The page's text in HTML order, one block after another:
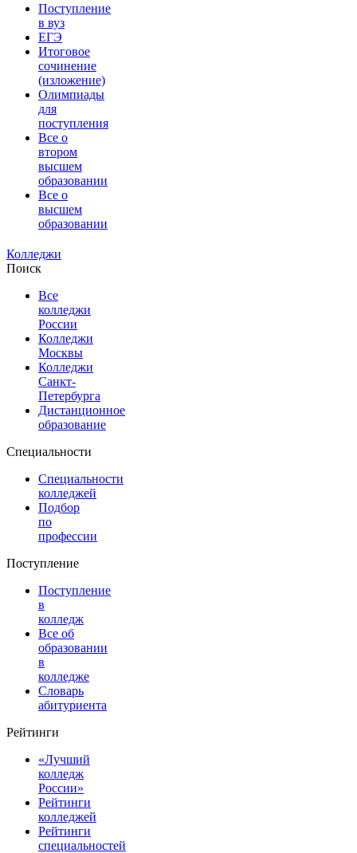
Поступление
в вуз
ЕГЭ
Итоговое
сочинение
(изложение)
Олимпиады
для
поступления
Все о
втором
высшем
образовании
Все о
высшем
образовании
Колледжи
Поиск
Все
колледжи
России
Колледжи
Москвы
Колледжи
Санкт-
Петербурга
Дистанционное
образование
Специальности
Специальности
колледжей
Подбор
по
профессии
Поступление
Поступление
в
колледж
Все об
образовании
в
колледже
Словарь
абитуриента
Рейтинги
«Лучший
колледж
России»
Рейтинги
колледжей
Рейтинги
специальностей